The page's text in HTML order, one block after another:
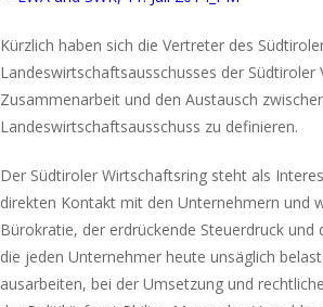
Kürzlich haben sich die Vertreter des
Landeswirtschaftsausschusses der
Zusammenarbeit und den Austausch
Landeswirtschaftsausschuss zu definieren.
Der Südtiroler Wirtschaftsring steht als
direkten Kontakt mit den Unternehmern und
Bürokratie, der erdrückende Steuerdruck
die jeden Unternehmer heute unsäglich
ausarbeiten, bei der Umsetzung und